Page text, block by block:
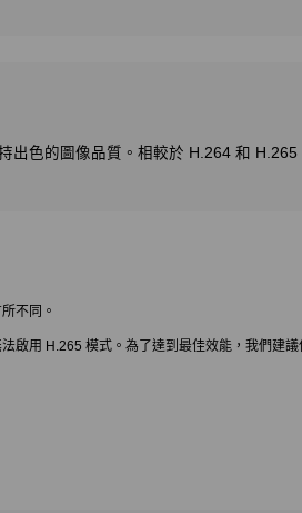
出色的圖像品質。相較於 H.264 和
不同。
用 H.265 模式。為了達到最佳效能，我們建議